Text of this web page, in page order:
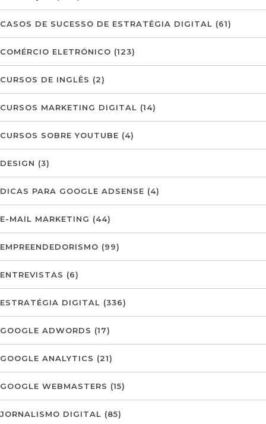
CASOS DE SUCESSO DE ESTRATÉGIA DIGITAL (61)
COMÉRCIO ELETRÓNICO (123)
CURSOS DE INGLÊS (2)
CURSOS MARKETING DIGITAL (14)
CURSOS SOBRE YOUTUBE (4)
DESIGN (3)
DICAS PARA GOOGLE ADSENSE (4)
E-MAIL MARKETING (44)
EMPREENDEDORISMO (99)
ENTREVISTAS (6)
ESTRATÉGIA DIGITAL (336)
GOOGLE ADWORDS (17)
GOOGLE ANALYTICS (21)
GOOGLE WEBMASTERS (15)
JORNALISMO DIGITAL (85)